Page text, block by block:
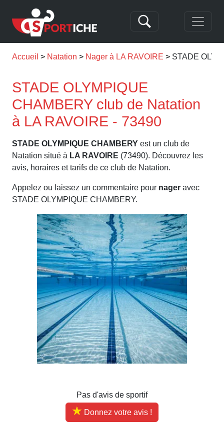
Accueil Natation Nager à LA RAVOIRE STADE
STADE OLYMPIQUE
CHAMBERY club de Natation
à LA RAVOIRE - 73490
STADE OLYMPIQUE CHAMBERY est un club de
Natation situé à LA RAVOIRE (73490). Découvrez les
avis, horaires et tarifs de ce club de Natation.
Appelez ou laissez un commentaire pour nager avec
STADE OLYMPIQUE CHAMBERY.
Pas d'avis de sportif
Donnez votre avis !